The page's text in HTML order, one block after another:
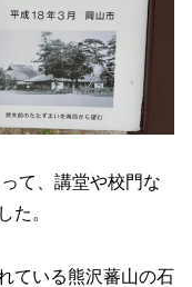
て、講堂や校門な
た。
ている熊沢蕃山の石